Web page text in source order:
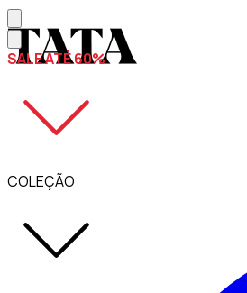
SALE ATÉ 60%
COLEÇÃO